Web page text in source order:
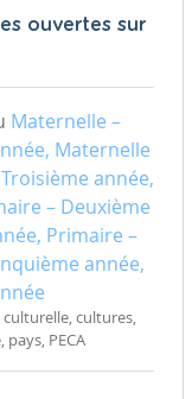
ouvertes sur
Maternelle –
Maternelle
année,
– Deuxième
Primaire –
année,
culturelle, cultures,
PECA